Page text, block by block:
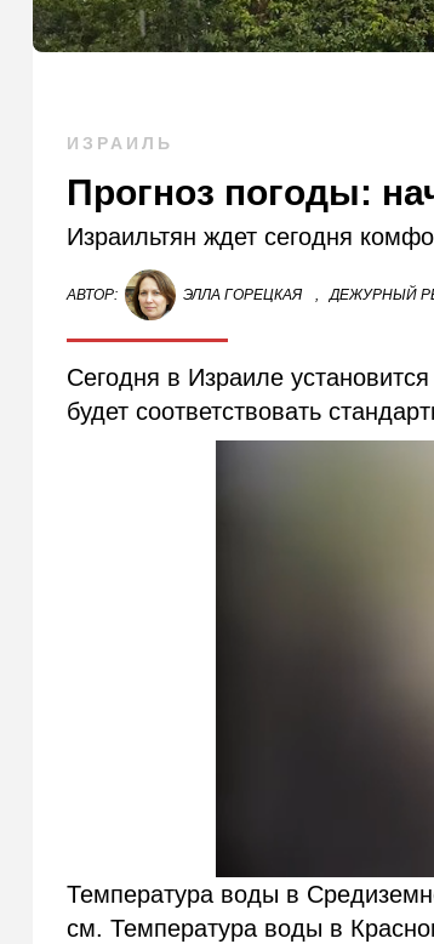
ИЗРАИЛЬ
Прогноз погоды:
Израильтян ждет сегодня
АВТОР: ЭЛЛА ГОРЕЦКАЯ , ДЕЖУРНЫЙ
Сегодня в Израиле
будет соответствовать
Температура воды в
см. Температура воды в